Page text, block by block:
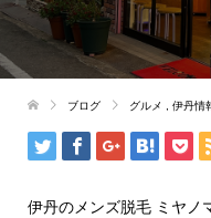
ブログ グルメ 伊丹情
伊丹のメンズ脱毛 ミヤ